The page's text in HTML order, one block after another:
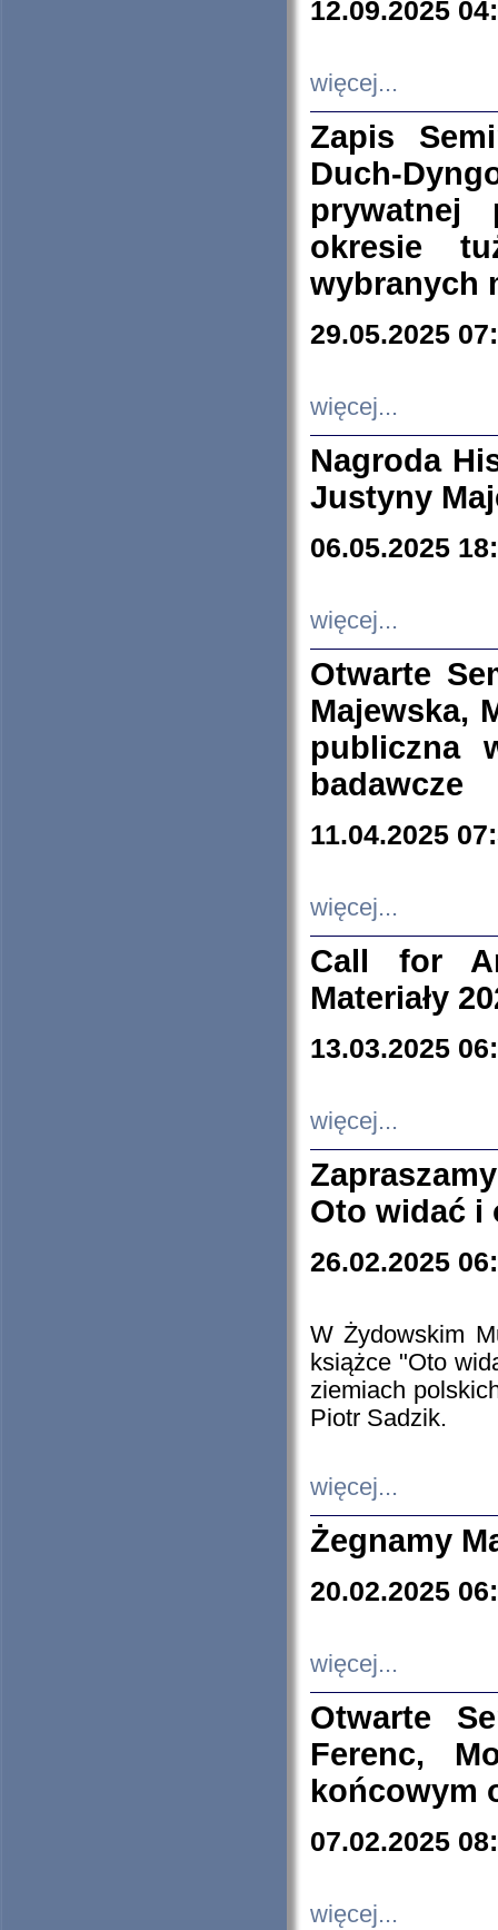
12.09.2025
więcej...
Zapis
Duch-
prywatnej
okresie
wybranych
29.05.2025
więcej...
Nagroda
Justyny
06.05.2025
więcej...
Otwarte
Majewska,
publiczna
badawcze
11.04.2025
więcej...
Call for
Materiały
13.03.2025
więcej...
Oto widać i
26.02.2025
W Żydowskim
książce "Oto
ziemiach
Piotr Sadzik.
więcej...
Żegnamy
20.02.2025
więcej...
Otwarte
Ferenc,
końcowym
07.02.2025
więcej...